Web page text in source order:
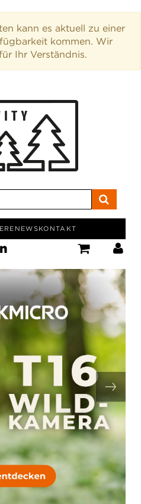
kann es aktuell zu einer
kommen. Wir
Ihr Verständnis.
NEWSKONTAKT